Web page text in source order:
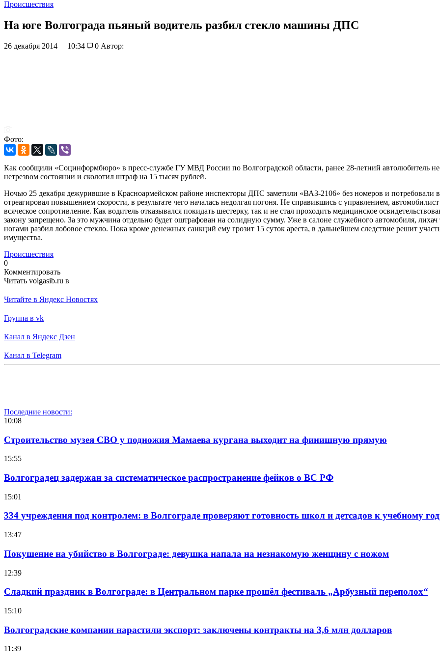
Происшествия
На юге Волгограда пьяный водитель разбил стекло машины ДПС
26 декабря 2014 10:34 0 Автор:
Фото:
Как сообщили «Социнформбюро» в пресс-службе ГУ МВД России по Волгоградской области, ранее 28-летний автолюбитель
нетрезвом состоянии и сколотил штраф на 15 тысяч рублей.
Ночью 25 декабря дежурившие в Красноармейском районе инспекторы ДПС заметили «ВАЗ-2106» без номеров и потребовали
отреагировал повышением скорости, в результате чего началась недолгая погоня. Не справившись с управлением,
всяческое сопротивление. Как водитель отказывался покидать шестерку, так и не стал проходить медицинское
закону запрещено. За это мужчина отдельно будет оштрафован на солидную сумму. Уже в салоне служебного автомобиля,
ногами разбил лобовое стекло. Пока кроме денежных санкций ему грозит 15 суток ареста, в дальнейшем следствие решит
имущества.
Происшествия
0
Комментировать
Читать volgasib.ru в
Читайте в Яндекс Новостях
Группа в vk
Канал в Яндекс Дзен
Канал в Telegram
Последние новости:
10:08
Строительство музея СВО у подножия Мамаева кургана выходит на финишную прямую
15:55
Волгоградец задержан за систематическое распространение фейков о ВС РФ
15:01
334 учреждения под контролем: в Волгограде проверяют готовность школ и детсадов к учебному
13:47
Покушение на убийство в Волгограде: девушка напала на незнакомую женщину с ножом
12:39
Сладкий праздник в Волгограде: в Центральном парке прошёл фестиваль „Арбузный переполох“
15:10
Волгоградские компании нарастили экспорт: заключены контракты на 3,6 млн долларов
11:39